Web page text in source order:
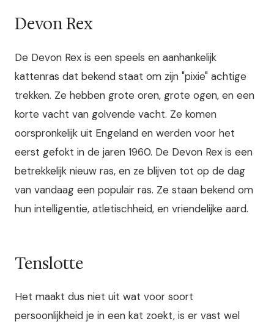
Devon Rex
De Devon Rex is een speels en aanhankelijk
kattenras dat bekend staat om zijn "pixie" achtige
trekken. Ze hebben grote oren, grote ogen, en een
korte vacht van golvende vacht. Ze komen
oorspronkelijk uit Engeland en werden voor het
eerst gefokt in de jaren 1960. De Devon Rex is een
betrekkelijk nieuw ras, en ze blijven tot op de dag
van vandaag een populair ras. Ze staan bekend om
hun intelligentie, atletischheid, en vriendelijke aard.
Tenslotte
Het maakt dus niet uit wat voor soort
persoonlijkheid je in een kat zoekt, is er vast wel